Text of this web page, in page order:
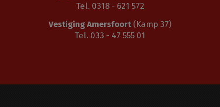
Tel. 0318 - 621 572
Vestiging Amersfoort (Kamp 37)
Tel. 033 - 47 555 01